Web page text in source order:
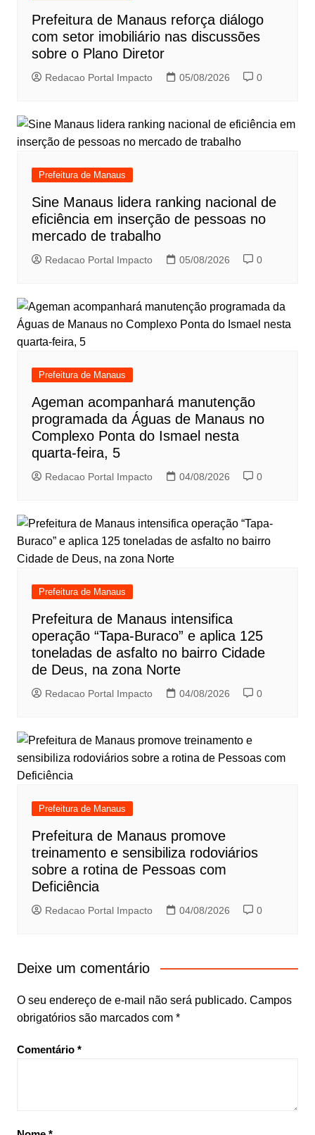
Prefeitura de Manaus reforça diálogo
com setor imobiliário nas discussões
sobre o Plano Diretor
Redacao Portal Impacto 05/08/2026 0
Prefeitura de Manaus
Sine Manaus lidera ranking nacional de
eficiência em inserção de pessoas no
mercado de trabalho
Redacao Portal Impacto 05/08/2026 0
Prefeitura de Manaus
Ageman acompanhará manutenção
programada da Águas de Manaus no
Complexo Ponta do Ismael nesta
quarta-feira, 5
Redacao Portal Impacto 04/08/2026 0
Prefeitura de Manaus
Prefeitura de Manaus intensifica
operação “Tapa-Buraco” e aplica 125
toneladas de asfalto no bairro Cidade
de Deus, na zona Norte
Redacao Portal Impacto 04/08/2026 0
Prefeitura de Manaus
Prefeitura de Manaus promove
treinamento e sensibiliza rodoviários
sobre a rotina de Pessoas com
Deficiência
Redacao Portal Impacto 04/08/2026 0
Deixe um comentário
O seu endereço de e-mail não será publicado. Campos
obrigatórios são marcados com *
Comentário *